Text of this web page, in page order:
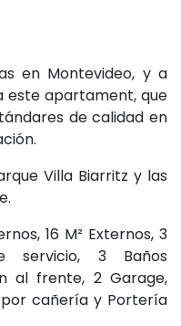
en Montevideo, y a
este apartament, que
de calidad en
Villa Biarritz y las
16 M² Externos, 3
servicio, 3 Baños
al frente, 2 Garage,
por cañería y Portería